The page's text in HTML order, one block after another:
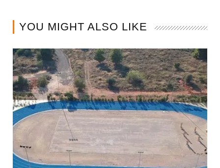
YOU MIGHT ALSO LIKE